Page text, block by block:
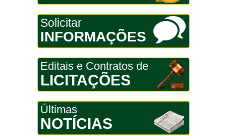
Solicitar
INFORMAÇÕES
Editais e Contratos de
LICITAÇÕES
Últimas
NOTÍCIAS